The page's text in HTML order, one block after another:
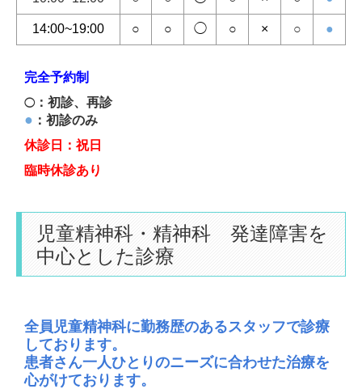
14:00~19:00 ○ ○ ◯ ○ × ○ ●
完全予約制
◯：初診、再診
● ：初診のみ
休診日：祝日
臨時休診あり
児童精神科・精神科 発達障害を
中心とした診療
全員児童精神科に勤務歴のあるスタッフで診療
しております。
患者さん一人ひとりのニーズに合わせた治療を
心がけております。